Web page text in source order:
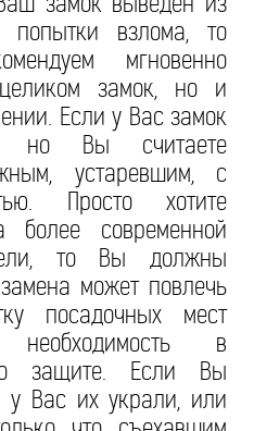
попытки взлома, то
мгновенно
замок, но и
Если у Вас замок
но Вы считаете
устаревшим, с
Просто хотите
более современной
то Вы должны
может повлечь
посадочных мест
в
защите. Если Вы
Вас их украли, или